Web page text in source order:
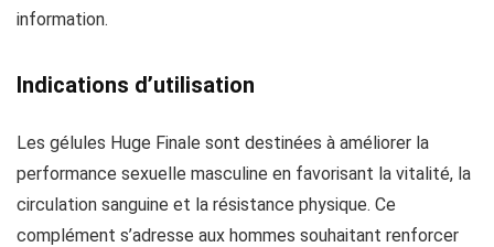
information.
Indications d’utilisation
Les gélules Huge Finale sont destinées à améliorer la
performance sexuelle masculine en favorisant la vitalité, la
circulation sanguine et la résistance physique. Ce
complément s’adresse aux hommes souhaitant renforcer